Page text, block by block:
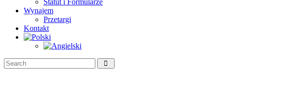
Statut i Formularze
Wynajem
Przetargi
Kontakt